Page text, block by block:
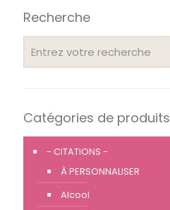
Recherche
Catégories de produits
- CITATIONS -
À PERSONNALISER
Alcool